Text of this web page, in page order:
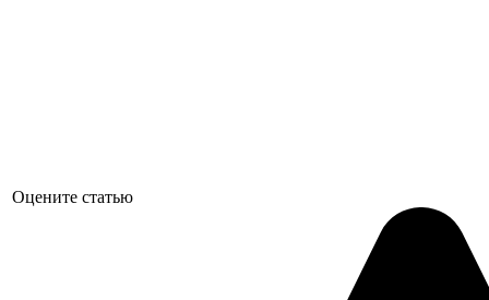
Оцените статью